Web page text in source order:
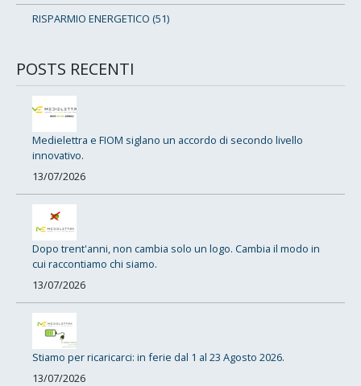
RISPARMIO ENERGETICO (51)
POSTS RECENTI
Medielettra e FIOM siglano un accordo di secondo livello
innovativo.
13/07/2026
Dopo trent'anni, non cambia solo un logo. Cambia il modo in
cui raccontiamo chi siamo.
13/07/2026
Stiamo per ricaricarci: in ferie dal 1 al 23 Agosto 2026.
13/07/2026